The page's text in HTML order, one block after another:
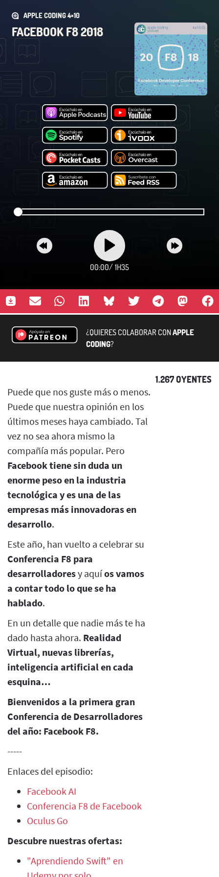
APPLE CODING 4×10
FACEBOOK F8 2018
00:00/ 1H35
¿QUIERES COLABORAR CONAPPLE
CODING?
1.267 OYENTES
Puede que nos guste más o menos.
Puede que nuestra opinión en los
últimos meses haya cambiado. Tal
vez no sea ahora mismo la
compañía más popular. Pero
Facebook tiene sin duda un
enorme peso en la industria
tecnológica y es una de las
empresas más innovadoras en
desarrollo.
Este año, han vuelto a celebrar su
Conferencia F8 para
desarrolladoresy aquíos vamos
a contar todo lo que se ha
hablado.
En un detalle que nadie más te ha
dado hasta ahora. Realidad
Virtual, nuevas librerías,
inteligencia artificial en cada
esquina…
Bienvenidos a la primera gran
Conferencia de Desarrolladores
del año: Facebook F8.
-----
Enlaces del episodio:
Facebook AI
Conferencia F8 de Facebook
Oculus Go
Descubre nuestras ofertas:
"Aprendiendo Swift" en